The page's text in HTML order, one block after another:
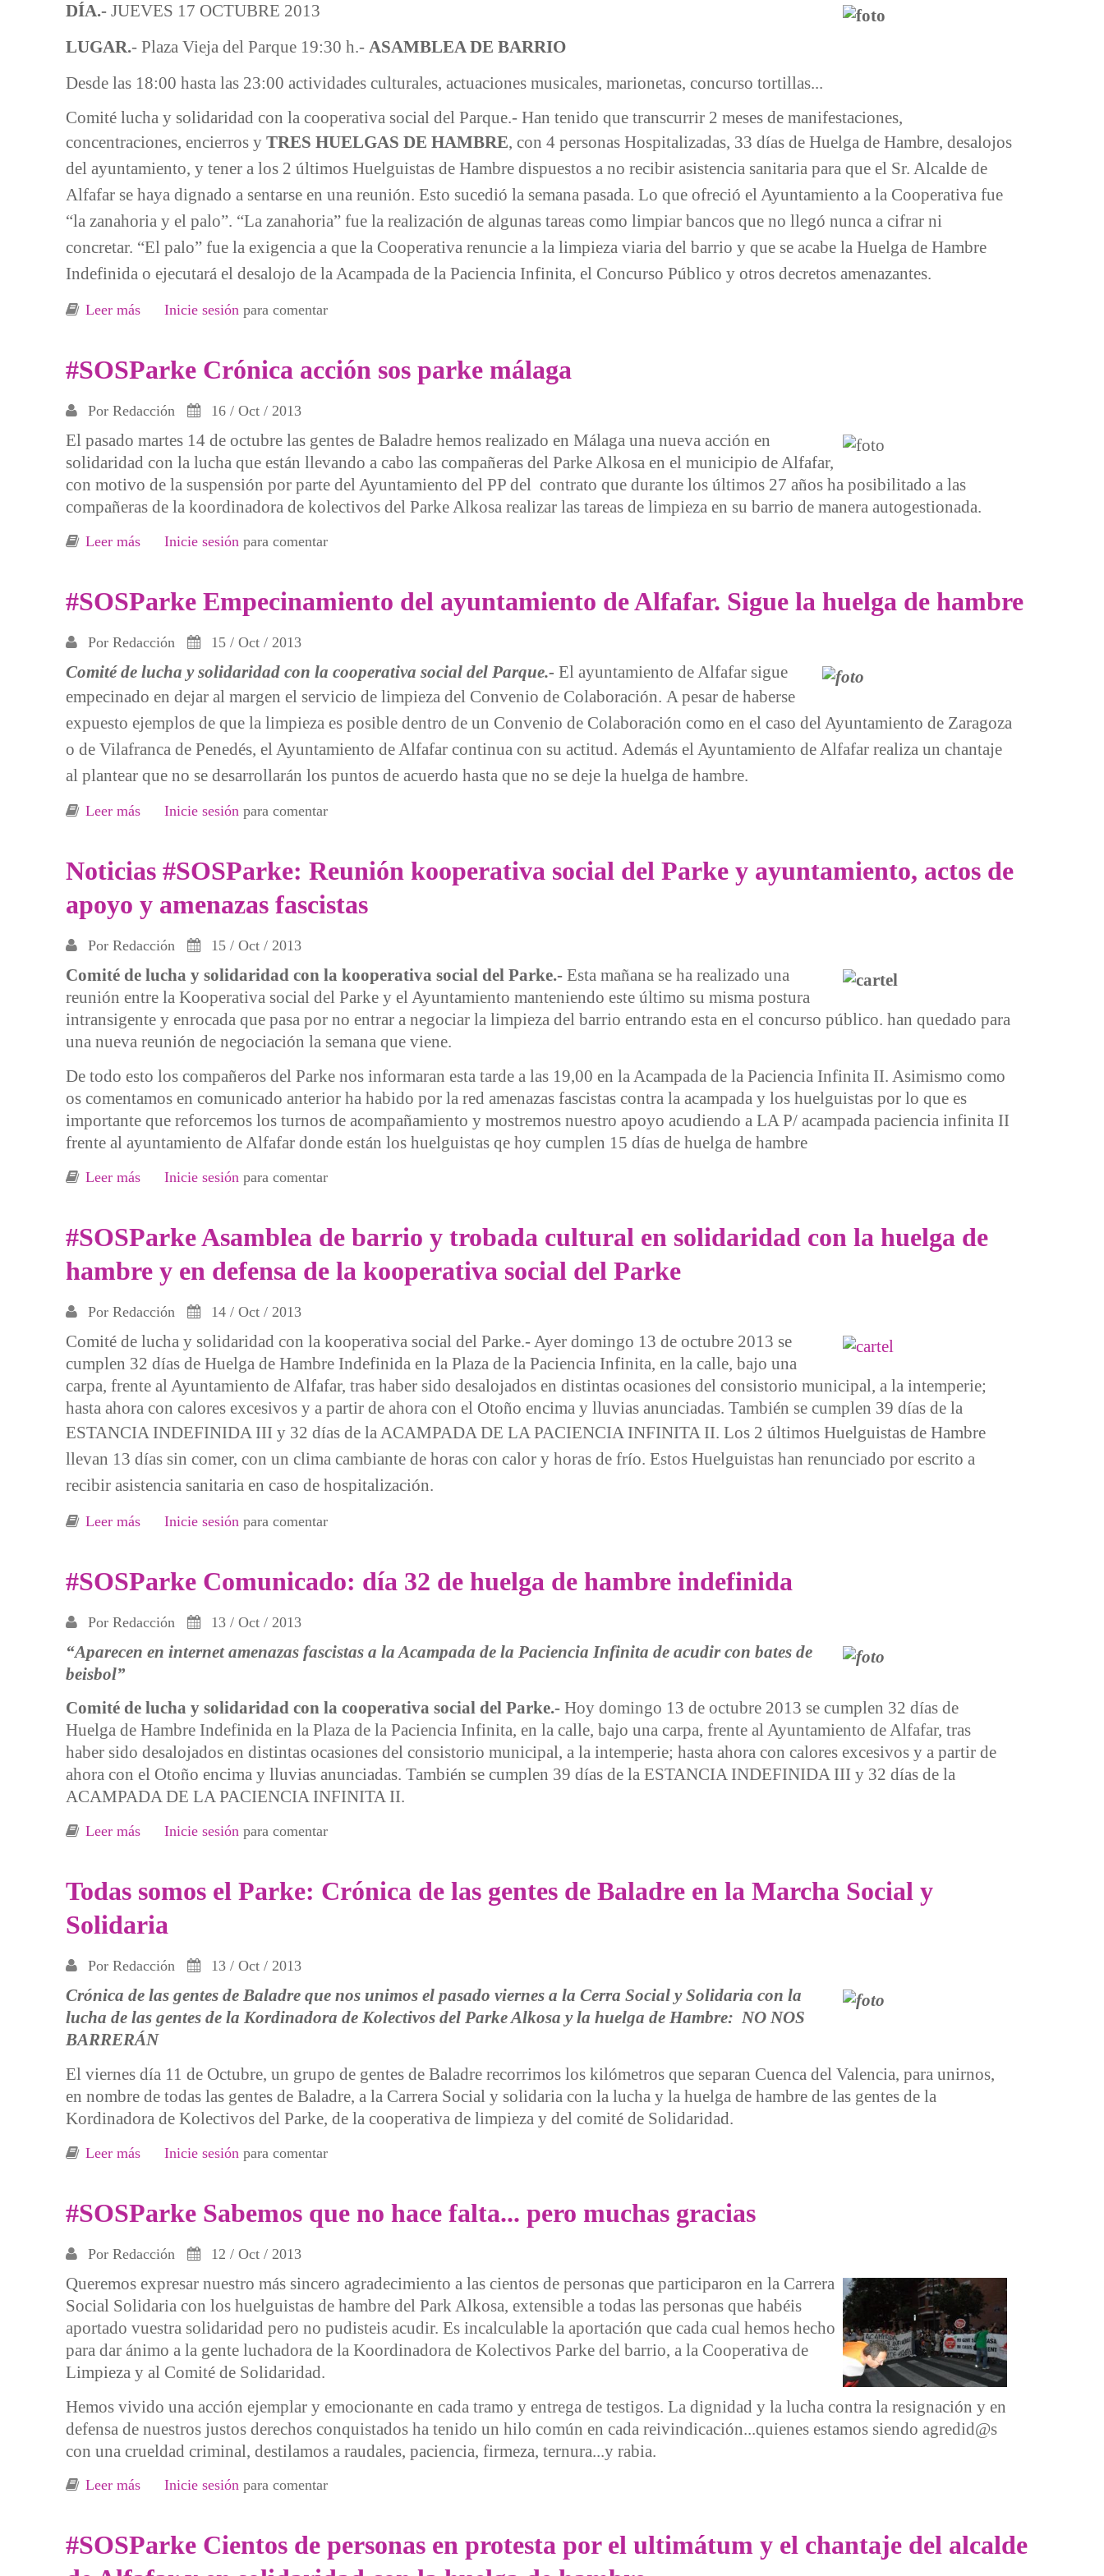
DÍA.- JUEVES 17 OCTUBRE 2013
LUGAR.- Plaza Vieja del Parque 19:30 h.- ASAMBLEA DE BARRIO
Desde las 18:00 hasta las 23:00 actividades culturales, actuaciones musicales, marionetas, concurso tortillas...
Comité lucha y solidaridad con la cooperativa social del Parque.- Han tenido que transcurrir 2 meses de manifestaciones,
concentraciones, encierros y TRES HUELGAS DE HAMBRE, con 4 personas Hospitalizadas, 33 días de Huelga de Hambre, desalojos
del ayuntamiento, y tener a los 2 últimos Huelguistas de Hambre dispuestos a no recibir asistencia sanitaria para que el Sr. Alcalde de
Alfafar se haya dignado a sentarse en una reunión. Esto sucedió la semana pasada. Lo que ofreció el Ayuntamiento a la Cooperativa fue
“la zanahoria y el palo”. “La zanahoria” fue la realización de algunas tareas como limpiar bancos que no llegó nunca a cifrar ni
concretar. “El palo” fue la exigencia a que la Cooperativa renuncie a la limpieza viaria del barrio y que se acabe la Huelga de Hambre
Indefinida o ejecutará el desalojo de la Acampada de la Paciencia Infinita, el Concurso Público y otros decretos amenazantes.
Leer más sobre #SOSParke Asamblea de barrio y encuentro cultural y solidario con la Huelga de Hambre y la Cooperativa Social del Parque
Inicie sesión para comentar
#SOSParke Crónica acción sos parke málaga
Por Redacción 16 / Oct / 2013
El pasado martes 14 de octubre las gentes de Baladre hemos realizado en Málaga una nueva acción en
solidaridad con la lucha que están llevando a cabo las compañeras del Parke Alkosa en el municipio de Alfafar,
con motivo de la suspensión por parte del Ayuntamiento del PP del contrato que durante los últimos 27 años ha posibilitado a las
compañeras de la koordinadora de kolectivos del Parke Alkosa realizar las tareas de limpieza en su barrio de manera autogestionada.
Leer más sobre #SOSParke Crónica acción sos parke málaga
Inicie sesión para comentar
#SOSParke Empecinamiento del ayuntamiento de Alfafar. Sigue la huelga de hambre
Por Redacción 15 / Oct / 2013
Comité de lucha y solidaridad con la cooperativa social del Parque.- El ayuntamiento de Alfafar sigue
empecinado en dejar al margen el servicio de limpieza del Convenio de Colaboración. A pesar de haberse
expuesto ejemplos de que la limpieza es posible dentro de un Convenio de Colaboración como en el caso del Ayuntamiento de Zaragoza
o de Vilafranca de Penedés, el Ayuntamiento de Alfafar continua con su actitud. Además el Ayuntamiento de Alfafar realiza un chantaje
al plantear que no se desarrollarán los puntos de acuerdo hasta que no se deje la huelga de hambre.
Leer más sobre #SOSParke Empecinamiento del ayuntamiento de Alfafar. Sigue la huelga de hambre
Inicie sesiónpara comentar
Noticias #SOSParke: Reunión kooperativa social del Parke y ayuntamiento, actos de
apoyo y amenazas fascistas
Por Redacción 15 / Oct / 2013
Comité de lucha y solidaridad con la kooperativa social del Parke.- Esta mañana se ha realizado una
reunión entre la Kooperativa social del Parke y el Ayuntamiento manteniendo este último su misma postura
intransigente y enrocada que pasa por no entrar a negociar la limpieza del barrio entrando esta en el concurso público. han quedado para
una nueva reunión de negociación la semana que viene.
De todo esto los compañeros del Parke nos informaran esta tarde a las 19,00 en la Acampada de la Paciencia Infinita II. Asimismo como
os comentamos en comunicado anterior ha habido por la red amenazas fascistas contra la acampada y los huelguistas por lo que es
importante que reforcemos los turnos de acompañamiento y mostremos nuestro apoyo acudiendo a LA P/ acampada paciencia infinita II
frente al ayuntamiento de Alfafar donde están los huelguistas qe hoy cumplen 15 días de huelga de hambre
Leer más sobre Noticias #SOSParke: Reunión kooperativa social del Parke y ayuntamiento, actos de apoyo y amenazas fascistas
Inicie sesión para comentar
#SOSParke Asamblea de barrio y trobada cultural en solidaridad con la huelga de
hambre y en defensa de la kooperativa social del Parke
Por Redacción 14 / Oct / 2013
Comité de lucha y solidaridad con la kooperativa social del Parke.- Ayer domingo 13 de octubre 2013 se
cumplen 32 días de Huelga de Hambre Indefinida en la Plaza de la Paciencia Infinita, en la calle, bajo una
carpa, frente al Ayuntamiento de Alfafar, tras haber sido desalojados en distintas ocasiones del consistorio municipal, a la intemperie;
hasta ahora con calores excesivos y a partir de ahora con el Otoño encima y lluvias anunciadas. También se cumplen 39 días de la
ESTANCIA INDEFINIDA III y 32 días de la ACAMPADA DE LA PACIENCIA INFINITA II. Los 2 últimos Huelguistas de Hambre
llevan 13 días sin comer, con un clima cambiante de horas con calor y horas de frío. Estos Huelguistas han renunciado por escrito a
recibir asistencia sanitaria en caso de hospitalización.
Leer más sobre #SOSParke Asamblea de barrio y trobada cultural en solidaridad con la huelga de hambre y en defensa de la kooperativa social del Parke
Inicie sesión para comentar
#SOSParke Comunicado: día 32 de huelga de hambre indefinida
Por Redacción 13 / Oct / 2013
“Aparecen en internet amenazas fascistas a la Acampada de la Paciencia Infinita de acudir con bates de
beisbol”
Comité de lucha y solidaridad con la cooperativa social del Parke.- Hoy domingo 13 de octubre 2013 se cumplen 32 días de
Huelga de Hambre Indefinida en la Plaza de la Paciencia Infinita, en la calle, bajo una carpa, frente al Ayuntamiento de Alfafar, tras
haber sido desalojados en distintas ocasiones del consistorio municipal, a la intemperie; hasta ahora con calores excesivos y a partir de
ahora con el Otoño encima y lluvias anunciadas. También se cumplen 39 días de la ESTANCIA INDEFINIDA III y 32 días de la
ACAMPADA DE LA PACIENCIA INFINITA II.
Leer más sobre #SOSParke Comunicado: día 32 de huelga de hambre indefinida
Inicie sesiónpara comentar
Todas somos el Parke: Crónica de las gentes de Baladre en la Marcha Social y
Solidaria
Por Redacción 13 / Oct / 2013
Crónica de las gentes de Baladre que nos unimos el pasado viernes a la Cerra Social y Solidaria con la
lucha de las gentes de la Kordinadora de Kolectivos del Parke Alkosa y la huelga de Hambre: NO NOS
BARRERÁN
El viernes día 11 de Octubre, un grupo de gentes de Baladre recorrimos los kilómetros que separan Cuenca del Valencia, para unirnos,
en nombre de todas las gentes de Baladre, a la Carrera Social y solidaria con la lucha y la huelga de hambre de las gentes de la
Kordinadora de Kolectivos del Parke, de la cooperativa de limpieza y del comité de Solidaridad.
Leer más sobre Todas somos el Parke: Crónica de las gentes de Baladre en la Marcha Social y Solidaria
Inicie sesión para comentar
#SOSParke Sabemos que no hace falta... pero muchas gracias
Por Redacción 12 / Oct / 2013
Queremos expresar nuestro más sincero agradecimiento a las cientos de personas que participaron en la Carrera
Social Solidaria con los huelguistas de hambre del Park Alkosa, extensible a todas las personas que habéis
aportado vuestra solidaridad pero no pudisteis acudir. Es incalculable la aportación que cada cual hemos hecho
para dar ánimo a la gente luchadora de la Koordinadora de Kolectivos Parke del barrio, a la Cooperativa de
Limpieza y al Comité de Solidaridad.
Hemos vivido una acción ejemplar y emocionante en cada tramo y entrega de testigos. La dignidad y la lucha contra la resignación y en
defensa de nuestros justos derechos conquistados ha tenido un hilo común en cada reivindicación...quienes estamos siendo agredid@s
con una crueldad criminal, destilamos a raudales, paciencia, firmeza, ternura...y rabia.
Leer más sobre #SOSParke Sabemos que no hace falta... pero muchas gracias
Inicie sesiónpara comentar
#SOSParke Cientos de personas en protesta por el ultimátum y el chantaje del alcalde